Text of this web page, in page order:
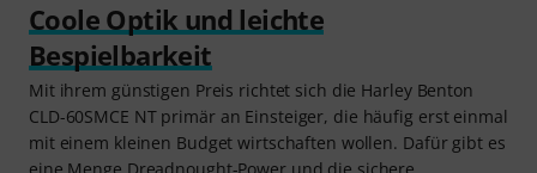
Coole Optik und leichte
Bespielbarkeit
Mit ihrem günstigen Preis richtet sich die Harley Benton
CLD-60SMCE NT primär an Einsteiger, die häufig erst einmal
mit einem kleinen Budget wirtschaften wollen. Dafür gibt es